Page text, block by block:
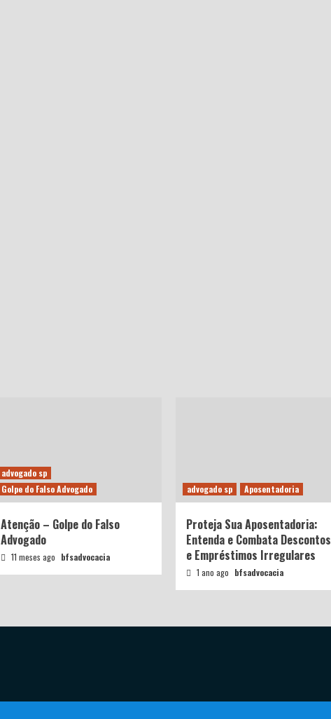
advogado sp
Golpe do Falso Advogado
Atenção – Golpe do Falso
Advogado
11 meses ago bfsadvocacia
advogado sp Aposentadoria
Proteja Sua Aposentadoria:
Entenda e Combata Descontos
e Empréstimos Irregulares
1 ano ago bfsadvocacia